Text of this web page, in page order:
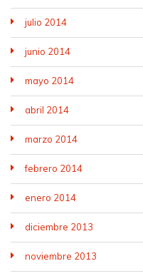
julio 2014
junio 2014
mayo 2014
abril 2014
marzo 2014
febrero 2014
enero 2014
diciembre 2013
noviembre 2013